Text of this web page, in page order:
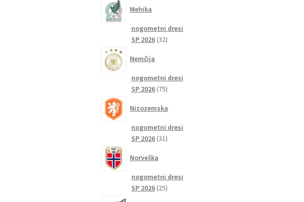
Mehika
nogometni dresi
SP 2026 3232
Nemčija
nogometni dresi
SP 2026 7575
Nizozemska
nogometni dresi
SP 2026 3131
Norveška
nogometni dresi
SP 2026 2525